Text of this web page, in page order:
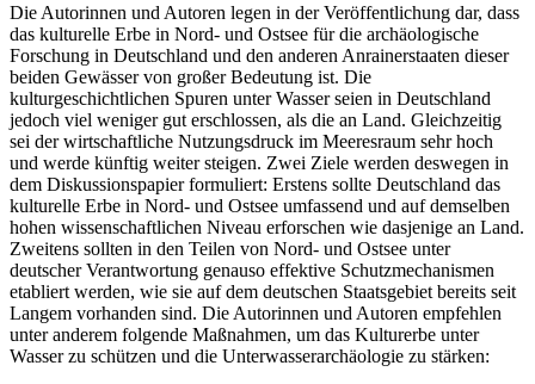
Die Autorinnen und Autoren legen in der Veröffentlichung dar, dass
das kulturelle Erbe in Nord- und Ostsee für die archäologische
Forschung in Deutschland und den anderen Anrainerstaaten dieser
beiden Gewässer von großer Bedeutung ist. Die
kulturgeschichtlichen Spuren unter Wasser seien in Deutschland
jedoch viel weniger gut erschlossen, als die an Land. Gleichzeitig
sei der wirtschaftliche Nutzungsdruck im Meeresraum sehr hoch
und werde künftig weiter steigen. Zwei Ziele werden deswegen in
dem Diskussionspapier formuliert: Erstens sollte Deutschland das
kulturelle Erbe in Nord- und Ostsee umfassend und auf demselben
hohen wissenschaftlichen Niveau erforschen wie dasjenige an Land.
Zweitens sollten in den Teilen von Nord- und Ostsee unter
deutscher Verantwortung genauso effektive Schutzmechanismen
etabliert werden, wie sie auf dem deutschen Staatsgebiet bereits seit
Langem vorhanden sind. Die Autorinnen und Autoren empfehlen
unter anderem folgende Maßnahmen, um das Kulturerbe unter
Wasser zu schützen und die Unterwasserarchäologie zu stärken: